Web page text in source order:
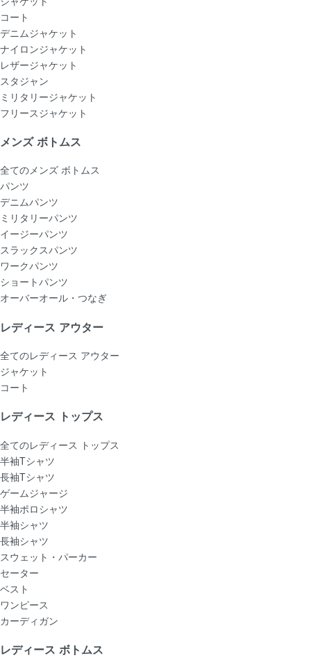
コート
デニムジャケット
ナイロンジャケット
レザージャケット
スタジャン
ミリタリージャケット
フリースジャケット
メンズ ボトムス
全てのメンズ ボトムス
パンツ
デニムパンツ
ミリタリーパンツ
イージーパンツ
スラックスパンツ
ワークパンツ
ショートパンツ
オーバーオール・つなぎ
レディース アウター
全てのレディース アウター
ジャケット
コート
レディース トップス
全てのレディース トップス
半袖Tシャツ
長袖Tシャツ
ゲームジャージ
半袖ポロシャツ
半袖シャツ
長袖シャツ
スウェット・パーカー
セーター
ベスト
ワンピース
カーディガン
レディース ボトムス